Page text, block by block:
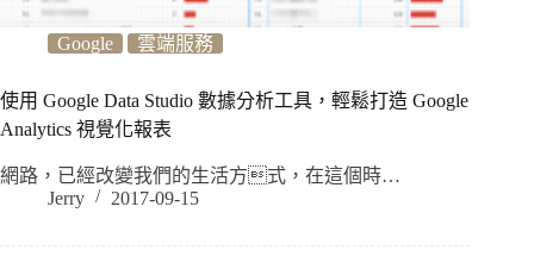
Google 雲端服務
使用 Google Data Studio 數據分析工具，輕鬆打造 Google
Analytics 視覺化報表
網路，已經改變我們的生活方式，在這個時…
Jerry
2017-09-15